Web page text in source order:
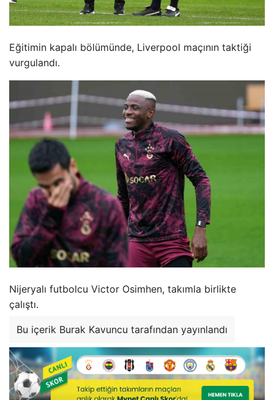
Eğitimin kapalı bölümünde, Liverpool maçının taktiği
vurgulandı.
Nijeryalı futbolcu Victor Osimhen, takımla birlikte
çalıştı.
Bu içerik Burak Kavuncu tarafından yayınlandı